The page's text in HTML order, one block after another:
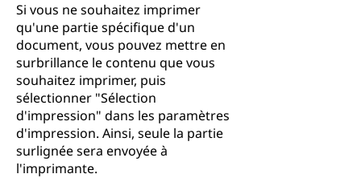
Si vous ne souhaitez imprimer
qu'une partie spécifique d'un
document, vous pouvez mettre en
surbrillance le contenu que vous
souhaitez imprimer, puis
sélectionner "Sélection
d'impression" dans les paramètres
d'impression. Ainsi, seule la partie
surlignée sera envoyée à
l'imprimante.